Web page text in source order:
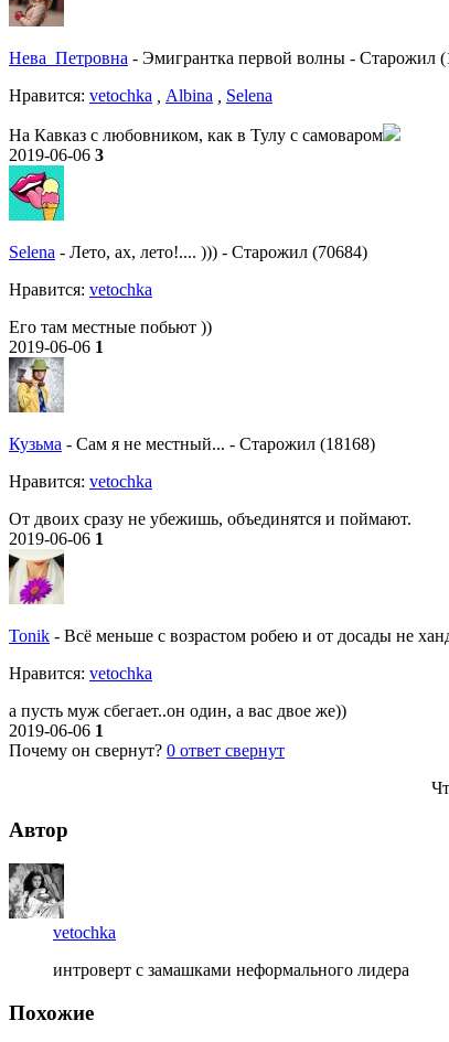
Нева_Петровна - Эмигрантка первой волны - Старожил
Нравитcя: vetochka Albina Selena
На Кавказ с любовником, как в Тулу с самоваром
2019-06-06 3
Selena - Лето, ах, лето!.... ))) - Старожил (70684)
Нравитcя: vetochka
Его там местные побьют ))
2019-06-06 1
Кузьма - Сам я не местный... - Старожил (18168)
Нравитcя: vetochka
От двоих сразу не убежишь, объединятся и поймают.
2019-06-06 1
Tonik - Всё меньше с возрастом робею и от досады не
Нравитcя: vetochka
а пусть муж сбегает..он один, а вас двое же))
2019-06-06 1
Почему он свернут? 0 ответ свернут
Автор
vetochka
интроверт с замашками неформального лидера
Похожие